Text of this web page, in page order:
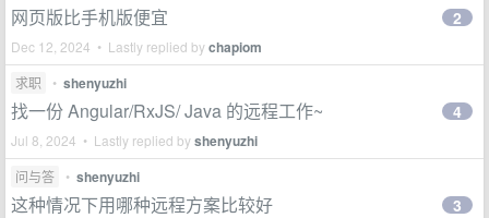
网页版比手机版便宜
Dec 12, 2024 • Lastly replied bychapiom
2
求职 • shenyuzhi
找一份 Angular/RxJS/ Java 的远程工作~
Jul 8, 2024 • Lastly replied byshenyuzhi
4
问与答 • shenyuzhi
这种情况下用哪种远程方案比较好 3